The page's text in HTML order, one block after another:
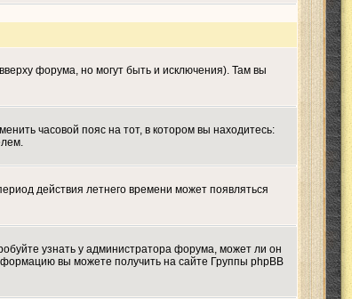
форума, но могут быть и исключения). Там вы
часовой пояс на тот, в котором вы находитесь:
действия летнего времени может появляться
узнать у администратора форума, может ли он
вы можете получить на сайте Группы phpBB